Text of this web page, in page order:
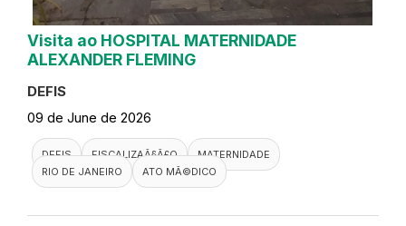
Visita ao HOSPITAL MATERNIDADE
ALEXANDER FLEMING
DEFIS
09 de June de 2026
DEFIS FISCALIZAÃ§Ã£O
MATERNIDADE
RIO DE JANEIRO
ATO MÃ©DICO